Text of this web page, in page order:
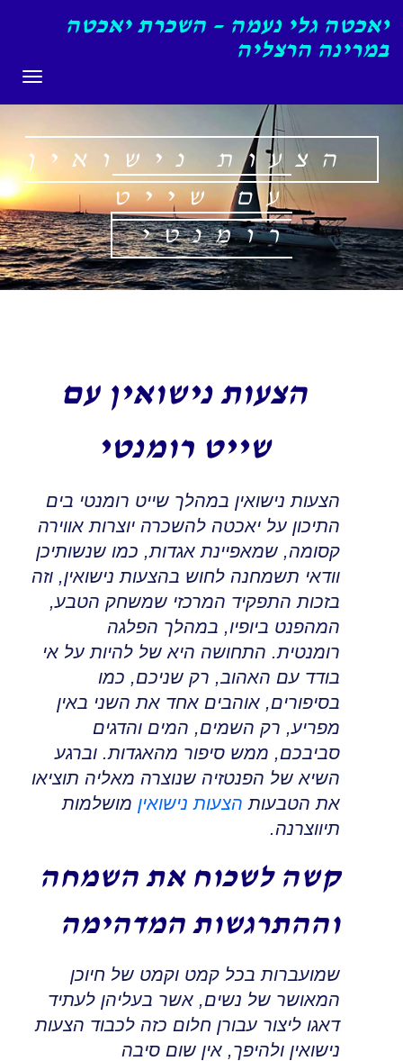
יאכטה גלי נעמה – השכרת יאכטה
במרינה הרצליה
הצעות נישואין
עם שייט
רומנטי
הצעות נישואין עם
שייט רומנטי
הצעות נישואין במהלך שייט רומנטי בים
התיכון על יאכטה להשכרה יוצרות אווירה
קסומה, שמאפיינת אגדות, כמו שנשותיכן
וודאי תשמחנה לחוש בהצעות נישואין, וזה
בזכות התפקיד המרכזי שמשחק הטבע,
המהפנט ביופיו, במהלך הפלגה
רומנטית. התחושה היא של להיות על אי
בודד עם האהוב, רק שניכם, כמו
בסיפורים, אוהבים אחד את השני באין
מפריע, רק השמים, המים והדגים
סביבכם, ממש סיפור מהאגדות. וברגע
השיא של הפנטזיה שנוצרה מאליה תוציאו
את הטבעות הצעות נישואין מושלמות
תיווצרנה.
קשה לשכוח את השמחה
וההתרגשות המדהימה
שמועברות בכל קמט וקמט של חיוכן
המאושר של נשים, אשר בעליהן לעתיד
דאגו ליצור עבורן חלום כזה לכבוד הצעות
נישואין ולהיפך, אין שום סיבה